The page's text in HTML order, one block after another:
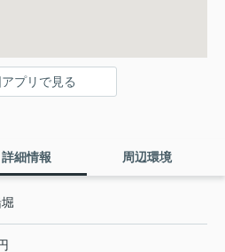
プリで見る
詳細情報 周辺環境